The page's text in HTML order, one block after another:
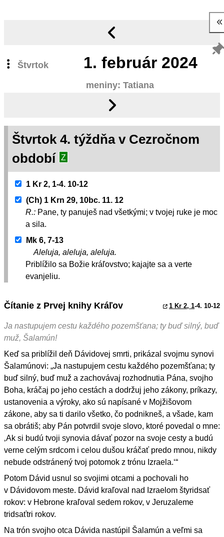
Štvrtok 1. február 2024
meniny: Tatiana
Štvrtok 4. týždňa v Cezročnom
období
Z
1 Kr 2, 1-4. 10-12
(Ch) 1 Krn 29, 10bc. 11. 12
R.: Pane, ty panuješ nad všetkými; v tvojej ruke je moc
a sila.
Mk 6, 7-13
Aleluja, aleluja, aleluja.
Priblížilo sa Božie kráľovstvo; kajajte sa a verte
evanjeliu.
Čítanie z Prvej knihy Kráľov 1 Kr 2, 1-4. 10-12
Ja nastupujem cestu každého pozemšťana; ty buď silný, buď
muž, Šalamún!
Keď sa priblížil deň Dávidovej smrti, prikázal svojmu synovi
Šalamúnovi: „Ja nastupujem cestu každého pozemšťana; ty
buď silný, buď muž a zachovávaj rozhodnutia Pána, svojho
Boha, kráčaj po jeho cestách a dodržuj jeho zákony, príkazy,
ustanovenia a výroky, ako sú napísané v Mojžišovom
zákone, aby sa ti darilo všetko, čo podnikneš, a všade, kam
sa obrátiš; aby Pán potvrdil svoje slovo, ktoré povedal o mne:
‚Ak si budú tvoji synovia dávať pozor na svoje cesty a budú
verne celým srdcom i celou dušou kráčať predo mnou, nikdy
nebude odstránený tvoj potomok z trónu Izraela.‘“
Potom Dávid usnul so svojimi otcami a pochovali ho
v Dávidovom meste. Dávid kraľoval nad Izraelom štyridsať
rokov: v Hebrone kraľoval sedem rokov, v Jeruzaleme
tridsaťtri rokov.
Na trón svojho otca Dávida nastúpil Šalamún a veľmi sa